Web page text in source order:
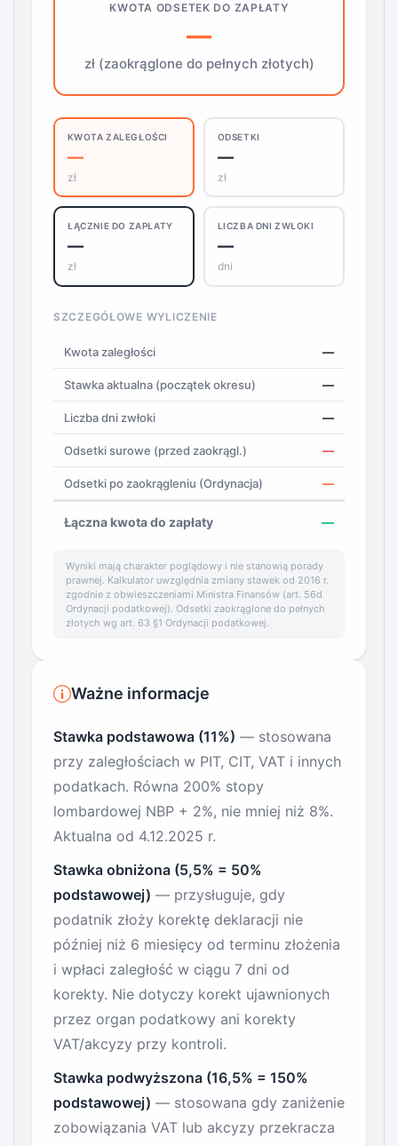
KWOTA ODSETEK DO ZAPŁATY
—
zł (zaokrąglone do pełnych złotych)
KWOTA ZALEGŁOŚCI
—
zł
ODSETKI
—
zł
ŁĄCZNIE DO ZAPŁATY
—
zł
LICZBA DNI ZWŁOKI
—
dni
SZCZEGÓŁOWE WYLICZENIE
Kwota zaległości —
Stawka aktualna (początek okresu) —
Liczba dni zwłoki —
Odsetki surowe (przed zaokrągl.) —
Odsetki po zaokrągleniu (Ordynacja) —
Łączna kwota do zapłaty —
Wyniki mają charakter poglądowy i nie stanowią porady
prawnej. Kalkulator uwzględnia zmiany stawek od 2016 r.
zgodnie z obwieszczeniami Ministra Finansów (art. 56d
Ordynacji podatkowej). Odsetki zaokrąglone do pełnych
złotych wg art. 63 §1 Ordynacji podatkowej.
Ważne informacje
Stawka podstawowa (11%) — stosowana
przy zaległościach w PIT, CIT, VAT i innych
podatkach. Równa 200% stopy
lombardowej NBP + 2%, nie mniej niż 8%.
Aktualna od 4.12.2025 r.
Stawka obniżona (5,5% = 50%
podstawowej) — przysługuje, gdy
podatnik złoży korektę deklaracji nie
później niż 6 miesięcy od terminu złożenia
i wpłaci zaległość w ciągu 7 dni od
korekty. Nie dotyczy korekt ujawnionych
przez organ podatkowy ani korekty
VAT/akcyzy przy kontroli.
Stawka podwyższona (16,5% = 150%
podstawowej) — stosowana gdy zaniżenie
zobowiązania VAT lub akcyzy przekracza